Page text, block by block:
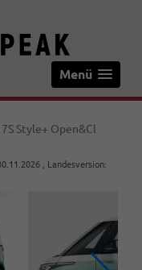
Menü
Style+ Open&Cl
, Landesversion: